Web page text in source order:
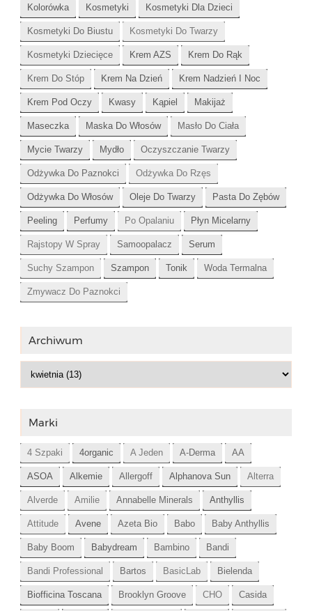
Kolorówka Kosmetyki Kosmetyki Dla Dzieci
Kosmetyki Do Biustu Kosmetyki Do Twarzy
Kosmetyki Dziecięce Krem AZS Krem Do Rąk
Krem Do Stóp Krem Na Dzień Krem Nadzień I Noc
Krem Pod Oczy Kwasy Kąpiel Makijaż
Maseczka Maska Do Włosów Masło Do Ciała
Mycie Twarzy Mydło Oczyszczanie Twarzy
Odżywka Do Paznokci Odżywka Do Rzęs
Odżywka Do Włosów Oleje Do Twarzy Pasta Do Zębów
Peeling Perfumy Po Opalaniu Płyn Micelarny
Rajstopy W Spray Samoopalacz Serum
Suchy Szampon Szampon Tonik Woda Termalna
Zmywacz Do Paznokci
Archiwum
Marki
4 Szpaki 4organic A Jeden A-Derma AA
ASOA Alkemie Allergoff Alphanova Sun Alterra
Alverde Amilie Annabelle Minerals Anthyllis
Attitude Avene Azeta Bio Babo Baby Anthyllis
Baby Boom Babydream Bambino Bandi
Bandi Professional Bartos BasicLab Bielenda
Biofficina Toscana Brooklyn Groove CHO Casida